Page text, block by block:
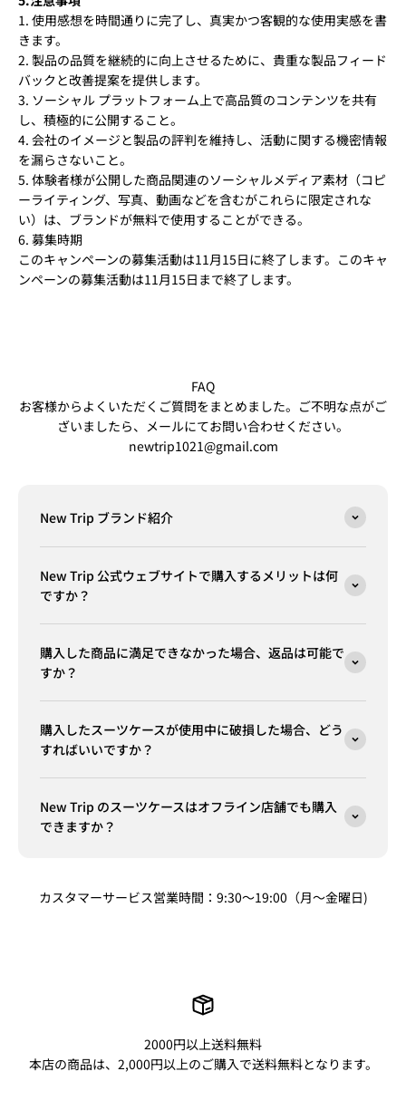
1. 使用感想を時間通りに完了し、真実かつ客観的な使用実感を書
きます。
2. 製品の品質を継続的に向上させるために、貴重な製品フィード
バックと改善提案を提供します。
3. ソーシャル プラットフォーム上で高品質のコンテンツを共有
し、積極的に公開すること。
4. 会社のイメージと製品の評判を維持し、活動に関する機密情報
を漏らさないこと。
5. 体験者様が公開した商品関連のソーシャルメディア素材（コピ
ーライティング、写真、動画などを含むがこれらに限定されな
い）は、ブランドが無料で使用することができる。
6. 募集時期
このキャンペーンの募集活動は11月15日に終了します。このキャ
ンペーンの募集活動は11月15日まで終了します。
FAQ
お客様からよくいただくご質問をまとめました。ご不明な点がご
ざいましたら、メールにてお問い合わせください。
newtrip1021@gmail.com
New Trip ブランド紹介
New Trip 公式ウェブサイトで購入するメリットは何
ですか？
購入した商品に満足できなかった場合、返品は可能で
すか？
購入したスーツケースが使用中に破損した場合、どう
すればいいですか？
New Trip のスーツケースはオフライン店舗でも購入
できますか？
カスタマーサービス営業時間：9:30～19:00（月～金曜日)
2000円以上送料無料
本店の商品は、2,000円以上のご購入で送料無料となります。